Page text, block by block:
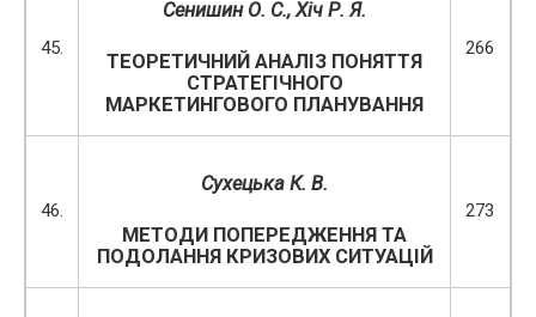
45.
Сенишин О. С., Хіч Р. Я.
ТЕОРЕТИЧНИЙ АНАЛІЗ ПОНЯТТЯ
СТРАТЕГІЧНОГО
МАРКЕТИНГОВОГО ПЛАНУВАННЯ
266
46.
Сухецька К. В.
МЕТОДИ ПОПЕРЕДЖЕННЯ ТА
ПОДОЛАННЯ КРИЗОВИХ СИТУАЦІЙ
273